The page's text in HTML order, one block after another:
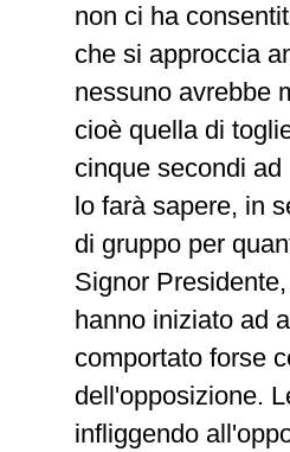
non ci ha
che si approccia
nessuno avrebbe
cioè quella di
cinque secondi
lo farà sapere, in
di gruppo per
Signor
hanno iniziato ad
comportato forse
dell'opposizione.
infliggendo